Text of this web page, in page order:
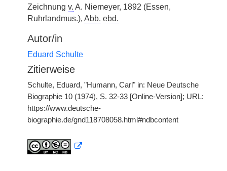
Zeichnung v. A. Niemeyer, 1892 (Essen,
Ruhrlandmus.), Abb. ebd.
Autor/in
Eduard Schulte
Zitierweise
Schulte, Eduard, "Humann, Carl" in: Neue Deutsche
Biographie 10 (1974), S. 32-33 [Online-Version]; URL:
https://www.deutsche-
biographie.de/gnd118708058.html#ndbcontent